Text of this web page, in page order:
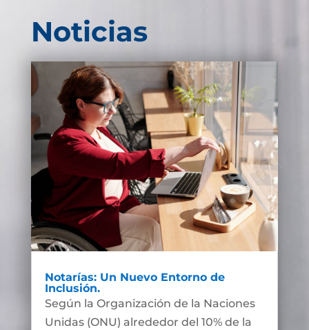
Noticias
Notarías: Un Nuevo Entorno de
Inclusión.
Según la Organización de la Naciones
Unidas (ONU) alrededor del 10% de la